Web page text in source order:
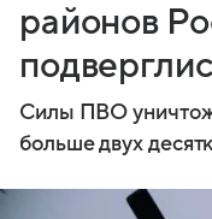
районов
Силы ПВО
больше двух